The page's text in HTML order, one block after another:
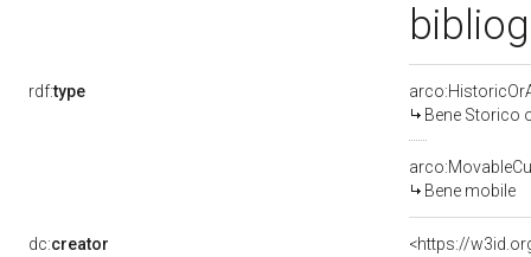
rdf:type
Bene Storico
Bene mobile
dc:creator
<https://